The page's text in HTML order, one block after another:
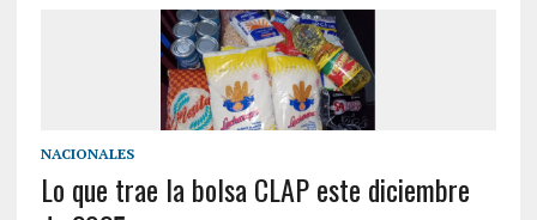
NACIONALES
Lo que trae la bolsa CLAP este diciembre